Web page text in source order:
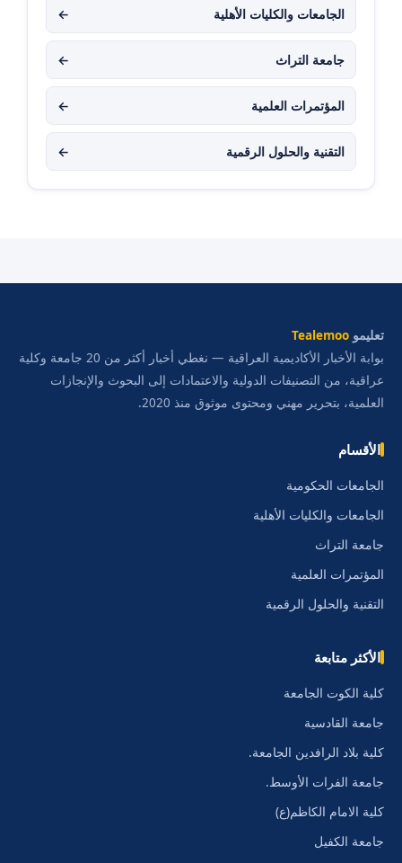
الجامعات والكليات الأهلية ←
جامعة التراث ←
المؤتمرات العلمية ←
التقنية والحلول الرقمية ←
تعليمو Tealemoo
بوابة الأخبار الأكاديمية العراقية — نغطي أخبار أكثر من 20 جامعة وكلية
عراقية، من التصنيفات الدولية والاعتمادات إلى البحوث والإنجازات
العلمية، بتحرير مهني ومحتوى موثوق منذ 2020.
الأقسام
الجامعات الحكومية
الجامعات والكليات الأهلية
جامعة التراث
المؤتمرات العلمية
التقنية والحلول الرقمية
الأكثر متابعة
كلية الكوت الجامعة
جامعة القادسية
كلية بلاد الرافدين الجامعة.
جامعة الفرات الأوسط.
كلية الامام الكاظم(ع)
جامعة الكفيل